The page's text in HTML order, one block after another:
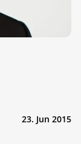
23. Jun 2015